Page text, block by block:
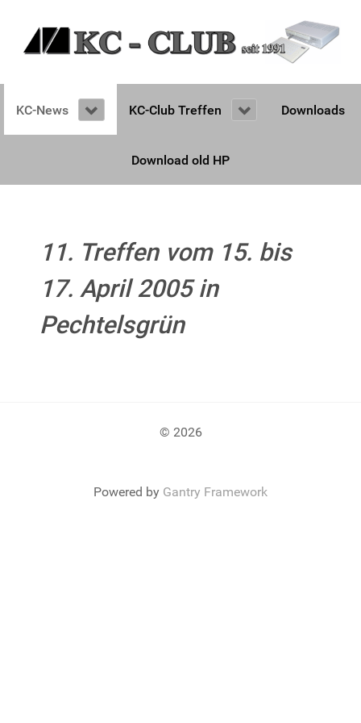
KC-News KC-Club Treffen Downloads
Download old HP
11. Treffen vom 15. bis
17. April 2005 in
Pechtelsgrün
© 2026
Powered by Gantry Framework